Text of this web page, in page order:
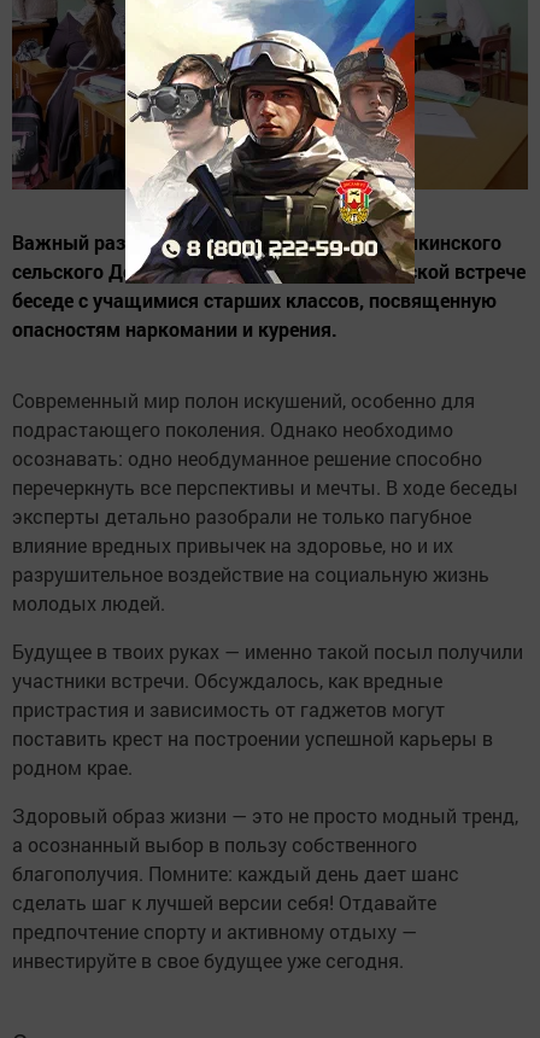
Важный разговор провели работники Байрякинского
сельского Дома культуры, в профилактической встрече
беседе с учащимися старших классов, посвященную
опасностям наркомании и курения.
Современный мир полон искушений, особенно для
подрастающего поколения. Однако необходимо
осознавать: одно необдуманное решение способно
перечеркнуть все перспективы и мечты. В ходе беседы
эксперты детально разобрали не только пагубное
влияние вредных привычек на здоровье, но и их
разрушительное воздействие на социальную жизнь
молодых людей.
Будущее в твоих руках — именно такой посыл получили
участники встречи. Обсуждалось, как вредные
пристрастия и зависимость от гаджетов могут
поставить крест на построении успешной карьеры в
родном крае.
Здоровый образ жизни — это не просто модный тренд,
а осознанный выбор в пользу собственного
благополучия. Помните: каждый день дает шанс
сделать шаг к лучшей версии себя! Отдавайте
предпочтение спорту и активному отдыху —
инвестируйте в свое будущее уже сегодня.